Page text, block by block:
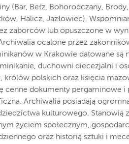
(Bar, Bełz, Bohorodczany,
Halicz, Jazłowiec).
zaborców lub opuszczone w
ocalone przez
w Krakowie datowane są
duchowni diecezjalni i
królów polskich oraz księcia
cenne dokumenty pergaminowe i
Archiwalia posiadają
kulturowego. Stanowią
życiem społecznym,
oraz historią sztuki i